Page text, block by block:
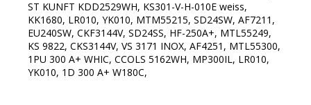
ST KUNFT KDD2529WH, KS301-V-H-010E weiss,
KK1680, LR010, YK010, MTM55215, SD24SW, AF7211,
EU240SW, CKF3144V, SD24SS, HF-250A+, MTL55249,
KS 9822, CKS3144V, VS 3171 INOX, AF4251, MTL55300,
1PU 300 A+ WHIC, CCOLS 5162WH, MP300IL, LR010,
YK010, 1D 300 A+ W180C,